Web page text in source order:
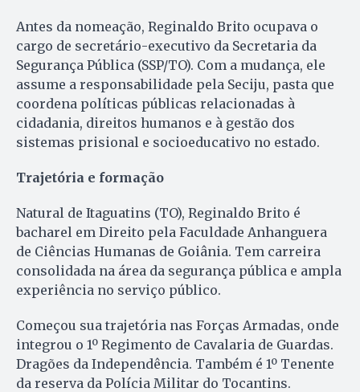
Antes da nomeação, Reginaldo Brito ocupava o
cargo de secretário-executivo da Secretaria da
Segurança Pública (SSP/TO). Com a mudança, ele
assume a responsabilidade pela Seciju, pasta que
coordena políticas públicas relacionadas à
cidadania, direitos humanos e à gestão dos
sistemas prisional e socioeducativo no estado.
Trajetória e formação
Natural de Itaguatins (TO), Reginaldo Brito é
bacharel em Direito pela Faculdade Anhanguera
de Ciências Humanas de Goiânia. Tem carreira
consolidada na área da segurança pública e ampla
experiência no serviço público.
Começou sua trajetória nas Forças Armadas, onde
integrou o 1º Regimento de Cavalaria de Guardas.
Dragões da Independência. Também é 1º Tenente
da reserva da Polícia Militar do Tocantins.